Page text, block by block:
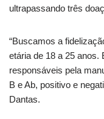
ultrapassando três
“Buscamos a
etária de 18 a 25 anos.
responsáveis pela
B e Ab, positivo e
Dantas.